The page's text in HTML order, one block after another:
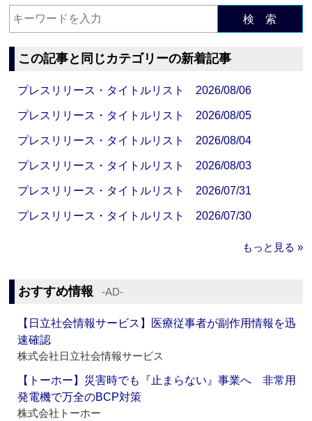
検 索
この記事と同じカテゴリーの新着記事
プレスリリース・タイトルリスト 2026/08/06
プレスリリース・タイトルリスト 2026/08/05
プレスリリース・タイトルリスト 2026/08/04
プレスリリース・タイトルリスト 2026/08/03
プレスリリース・タイトルリスト 2026/07/31
プレスリリース・タイトルリスト 2026/07/30
もっと見る »
おすすめ情報 ‐AD‐
【日立社会情報サービス】医療従事者が副作用情報を迅
速確認
株式会社日立社会情報サービス
【トーホー】災害時でも『止まらない』事業へ 非常用
発電機で万全のBCP対策
株式会社トーホー